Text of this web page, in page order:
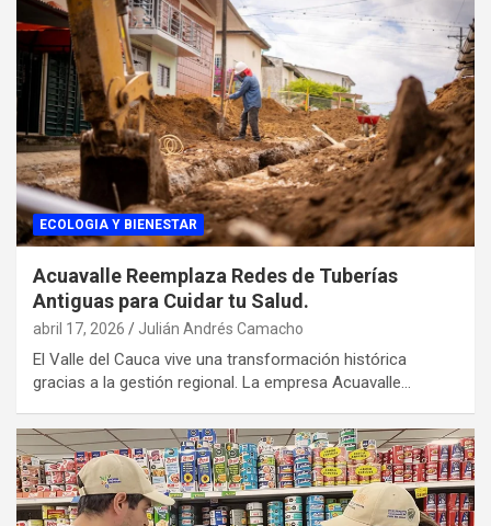
ECOLOGIA Y BIENESTAR
Acuavalle Reemplaza Redes de Tuberías
Antiguas para Cuidar tu Salud.
abril 17, 2026 Julián Andrés Camacho
El Valle del Cauca vive una transformación histórica
gracias a la gestión regional. La empresa Acuavalle…